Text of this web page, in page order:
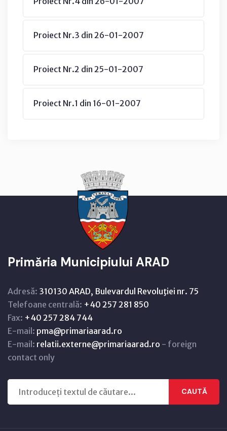
Proiect Nr.3 din 26-01-2007
Proiect Nr.2 din 25-01-2007
Proiect Nr.1 din 16-01-2007
Primăria Municipiului ARAD
Adresă: 310130 ARAD, Bulevardul Revoluţiei nr. 75
Telefoane centrală: +40 257 281 850
Fax: +40 257 284 744
E-mail: pma@primariaarad.ro
E-mail: relatii.externe@primariaarad.ro - foreign
contact only
CAUTĂ